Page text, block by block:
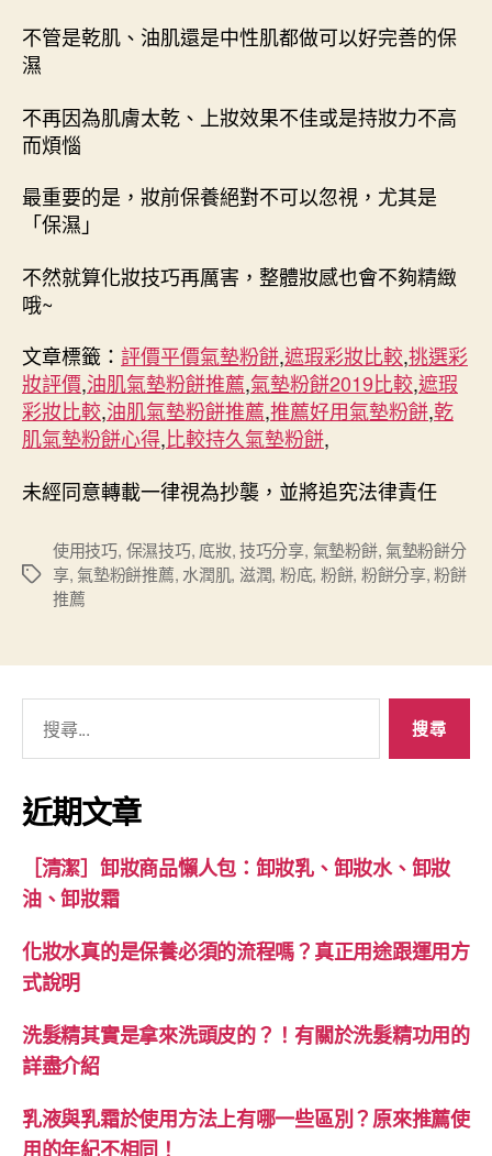
不管是乾肌、油肌還是中性肌都做可以好完善的保
濕
不再因為肌膚太乾、上妝效果不佳或是持妝力不高
而煩惱
最重要的是，妝前保養絕對不可以忽視，尤其是
「保濕」
不然就算化妝技巧再厲害，整體妝感也會不夠精緻
哦~
文章標籤： 評價平價氣墊粉餅,遮瑕彩妝比較,挑選彩
妝評價,油肌氣墊粉餅推薦,氣墊粉餅2019比較,遮瑕
彩妝比較,油肌氣墊粉餅推薦,推薦好用氣墊粉餅,乾
肌氣墊粉餅心得,比較持久氣墊粉餅,
未經同意轉載一律視為抄襲，並將追究法律責任
標
使用技巧, 保濕技巧, 底妝,技巧分享, 氣墊粉餅, 氣墊粉餅分
享, 氣墊粉餅推薦, 水潤肌, 滋潤, 粉底, 粉餅, 粉餅分享,粉餅
推薦
關
鍵
字:
近期文章
［清潔］卸妝商品懶人包：卸妝乳、卸妝水、卸妝
油、卸妝霜
化妝水真的是保養必須的流程嗎？真正用途跟運用方
式說明
洗髮精其實是拿來洗頭皮的？！有關於洗髮精功用的
詳盡介紹
乳液與乳霜於使用方法上有哪一些區別？原來推薦使
用的年紀不相同！